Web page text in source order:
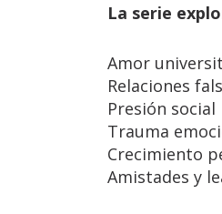
La serie
Amor
Relaciones
Presión social
Trauma
Crecimiento
Amistades y